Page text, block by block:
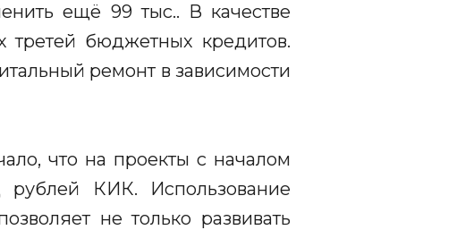
ещё 99 тыс.. В качестве
третей бюджетных кредитов.
ремонт в зависимости
что на проекты с началом
КИК. Использование
не только развивать